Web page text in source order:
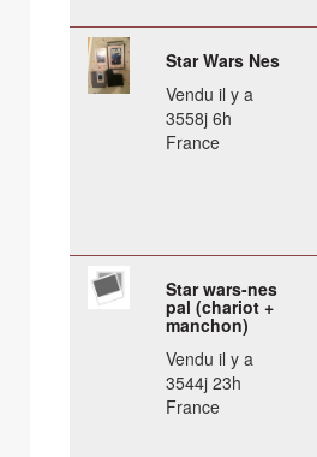
Star Wars Nes
Vendu il y a
3558j 6h
France
Star wars-nes
pal (chariot +
manchon)
Vendu il y a
3544j 23h
France